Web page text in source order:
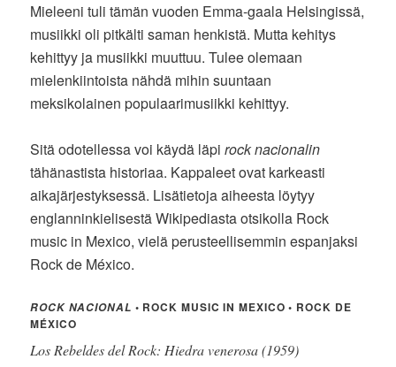
Mieleeni tuli tämän vuoden Emma-gaala Helsingissä,
musiikki oli pitkälti saman henkistä. Mutta kehitys
kehittyy ja musiikki muuttuu. Tulee olemaan
mielenkiintoista nähdä mihin suuntaan
meksikolainen populaarimusiikki kehittyy.
Sitä odotellessa voi käydä läpirock nacionalin
tähänastista historiaa. Kappaleet ovat karkeasti
aikajärjestyksessä. Lisätietoja aiheesta löytyy
englanninkielisestä Wikipediasta otsikolla Rock
music in Mexico, vielä perusteellisemmin espanjaksi
Rock de México.
ROCK NACIONAL • ROCK MUSIC IN MEXICO • ROCK DE
MÉXICO
Los Rebeldes del Rock: Hiedra venerosa (1959)